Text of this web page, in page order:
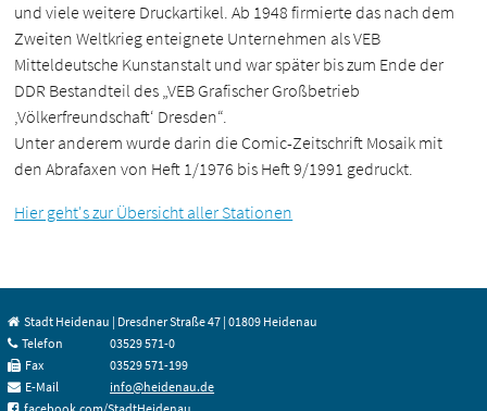
und viele weitere Druckartikel. Ab 1948 firmierte das nach dem
Zweiten Weltkrieg enteignete Unternehmen als VEB
Mitteldeutsche Kunstanstalt und war später bis zum Ende der
DDR Bestandteil des „VEB Grafischer Großbetrieb
‚Völkerfreundschaft‘ Dresden“.
Unter anderem wurde darin die Comic-Zeitschrift Mosaik mit
den Abrafaxen von Heft 1/1976 bis Heft 9/1991 gedruckt.
Hier geht's zur Übersicht aller Stationen
Stadt Heidenau | Dresdner Straße 47 | 01809 Heidenau
Telefon
03529 571-0
Fax
03529 571-199
E-Mail
info@heidenau.de